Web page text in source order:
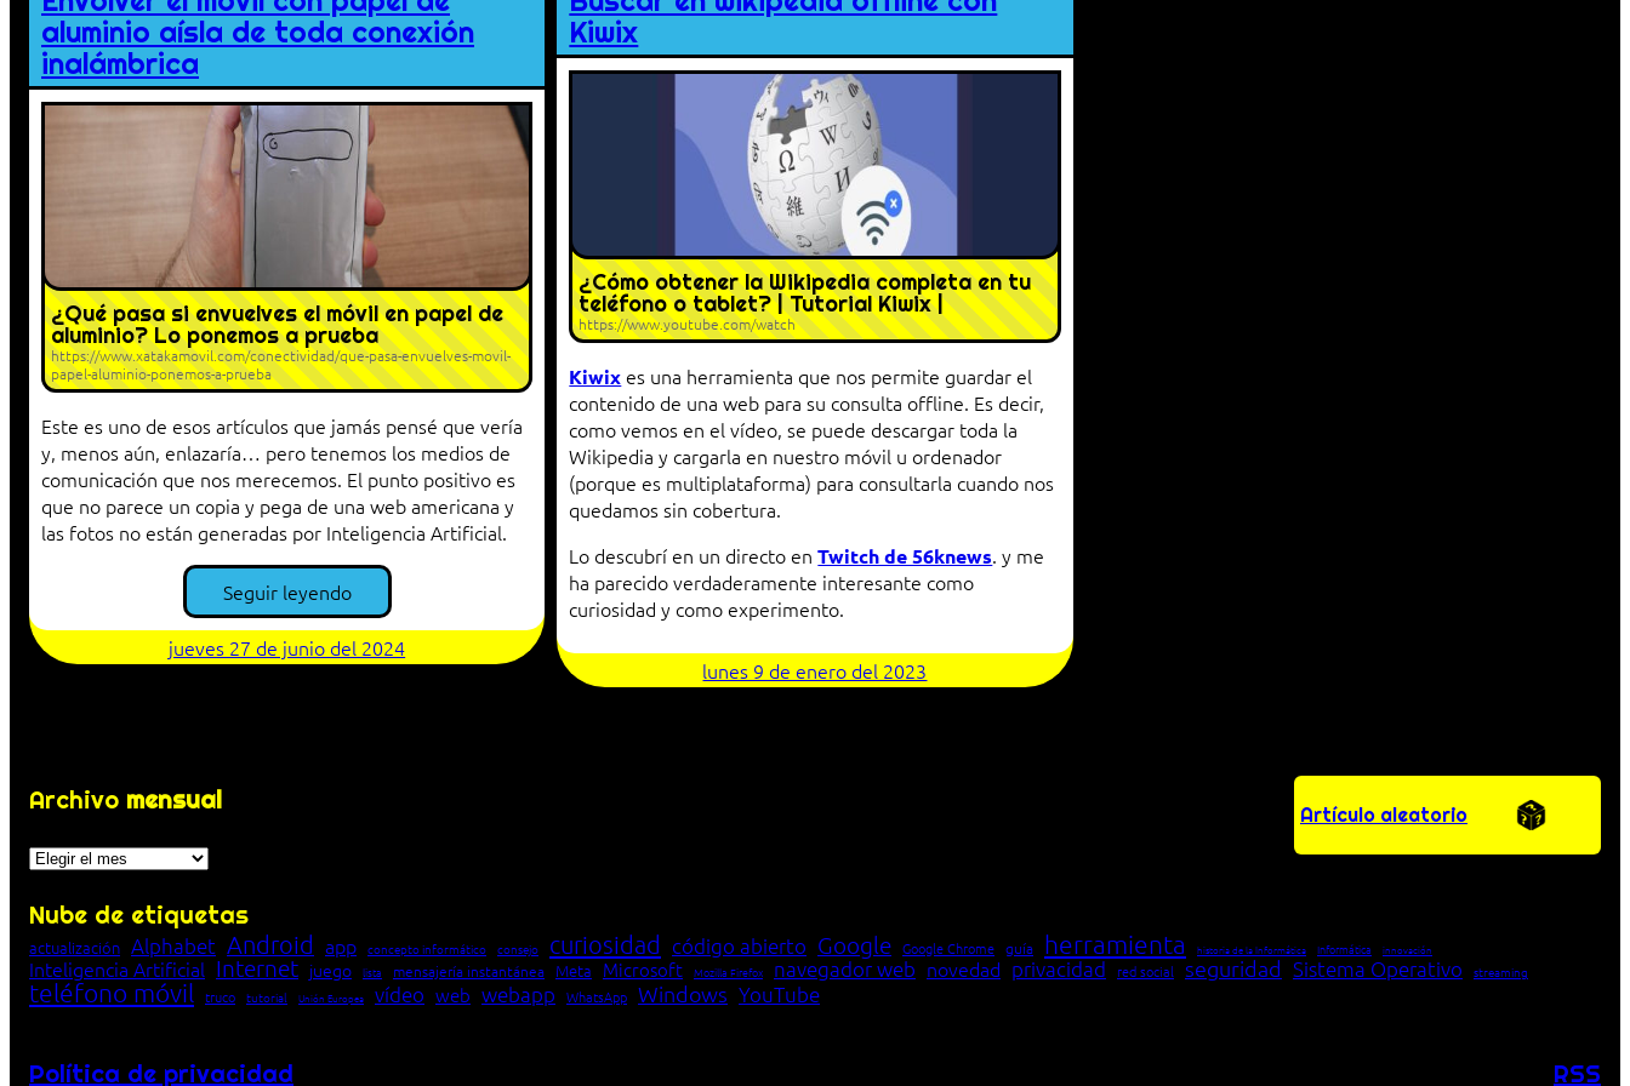
aluminio aísla de toda conexión
inalámbrica
¿Qué pasa si envuelves el móvil en papel de
aluminio? Lo ponemos a prueba
https://www.xatakamovil.com/conectividad/que-pasa-envuelves-movil-
papel-aluminio-ponemos-a-prueba
Este es uno de esos artículos que jamás pensé que vería
y, menos aún, enlazaría… pero tenemos los medios de
comunicación que nos merecemos. El punto positivo es
que no parece un copia y pega de una web americana y
las fotos no están generadas por Inteligencia Artificial.
Seguir leyendo
jueves 27 de junio del 2024
Kiwix
¿Cómo obtener la Wikipedia completa en tu
teléfono o tablet? | Tutorial Kiwix |
https://www.youtube.com/watch
Kiwix es una herramienta que nos permite guardar el
contenido de una web para su consulta offline. Es decir,
como vemos en el vídeo, se puede descargar toda la
Wikipedia y cargarla en nuestro móvil u ordenador
(porque es multiplataforma) para consultarla cuando nos
quedamos sin cobertura.
Lo descubrí en un directo enTwitch de 56knews. y me
ha parecido verdaderamente interesante como
curiosidad y como experimento.
lunes 9 de enero del 2023
Archivo mensual
Archivos
Artículo aleatorio
Nube de etiquetas
actualización Alphabet Android app concepto informático consejo curiosidad código abierto Google Google Chrome guía herramienta historia de la Informática Informática innovación
Inteligencia Artificial Internet juego lista mensajería instantánea Meta Microsoft Mozilla Firefox navegador web novedad privacidad red social seguridad Sistema Operativo streaming
teléfono móvil truco tutorial Unión Europea vídeo web webapp WhatsApp Windows YouTube
Política de privacidad RSS